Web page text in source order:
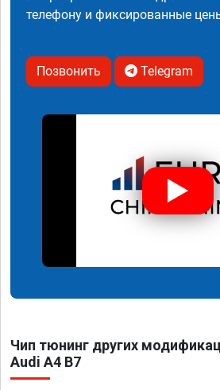
телефону и фиксированные
Позвонить Telegram
Чип тюнинг других
Audi A4 B7